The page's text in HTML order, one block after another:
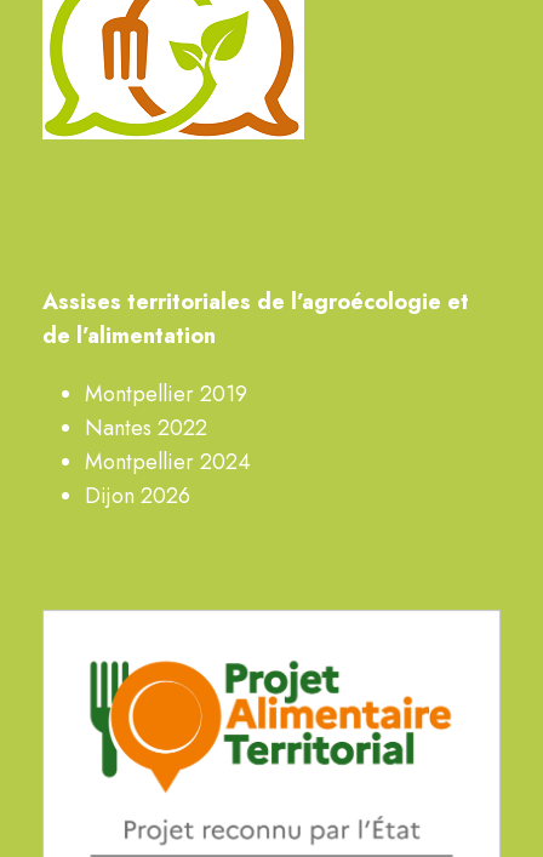
Assises territoriales de l’agroécologie et
de l’alimentation
Montpellier 2019
Nantes 2022
Montpellier 2024
Dijon 2026